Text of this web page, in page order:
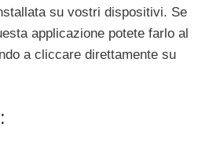
su vostri dispositivi. Se
applicazione potete farlo al
a cliccare direttamente su